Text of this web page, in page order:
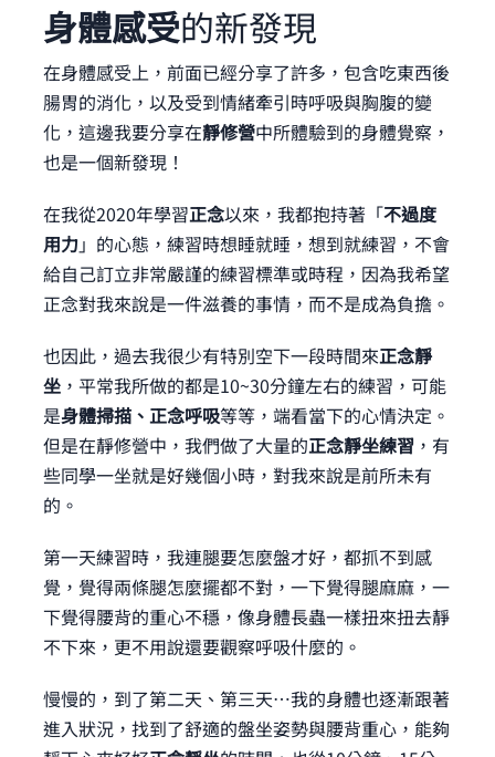
身體感受的新發現
在身體感受上，前面已經分享了許多，包含吃東西後
腸胃的消化，以及受到情緒牽引時呼吸與胸腹的變
化，這邊我要分享在靜修營中所體驗到的身體覺察，
也是一個新發現！
在我從2020年學習正念以來，我都抱持著「不過度
用力」的心態，練習時想睡就睡，想到就練習，不會
給自己訂立非常嚴謹的練習標準或時程，因為我希望
正念對我來說是一件滋養的事情，而不是成為負擔。
也因此，過去我很少有特別空下一段時間來正念靜
坐，平常我所做的都是10~30分鐘左右的練習，可能
是身體掃描、正念呼吸等等，端看當下的心情決定。
但是在靜修營中，我們做了大量的正念靜坐練習 ，有
些同學一坐就是好幾個小時，對我來說是前所未有
的。
第一天練習時，我連腿要怎麼盤才好，都抓不到感
覺，覺得兩條腿怎麼擺都不對，一下覺得腿麻麻，一
下覺得腰背的重心不穩，像身體長蟲一樣扭來扭去靜
不下來，更不用說還要觀察呼吸什麼的。
慢慢的，到了第二天、第三天⋯我的身體也逐漸跟著
進入狀況，找到了舒適的盤坐姿勢與腰背重心，能夠